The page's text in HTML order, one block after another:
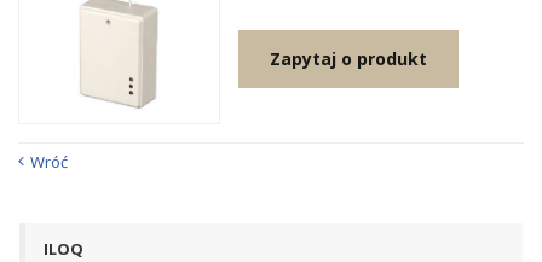
Zapytaj o produkt
Wróć
ILOQ